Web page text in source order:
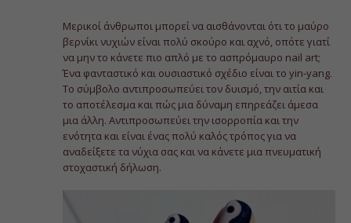
Μερικοί άνθρωποι μπορεί να αισθάνονται ότι το μαύρο
βερνίκι νυχιών είναι πολύ σκούρο και αχνό, οπότε γιατί
να μην το κάνετε πιο απλό με το ασπρόμαυρο nail art;
Ένα φανταστικό και ουσιαστικό σχέδιο είναι το yin-yang.
Το σύμβολο αντιπροσωπεύει τον δυισμό, την αιτία και
το αποτέλεσμα και πώς μια δύναμη επηρεάζει άμεσα
μια άλλη. Αντιπροσωπεύει την ισορροπία και την
ενότητα και είναι ένας πολύ καλός τρόπος για να
αναδείξετε τα νύχια σας και να κάνετε μια πνευματική
στοχαστική δήλωση.